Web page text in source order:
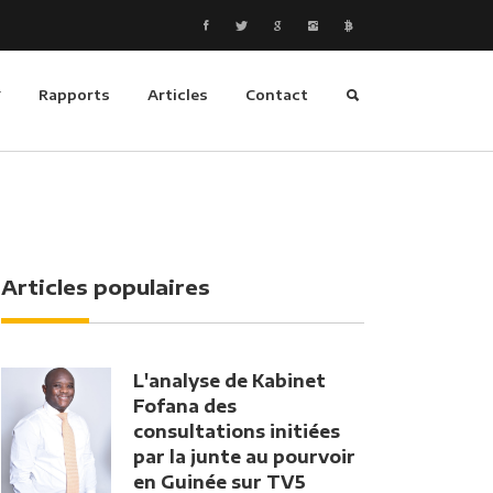
Rapports Articles Contact
Articles populaires
L'analyse de Kabinet
Fofana des
consultations initiées
par la junte au pourvoir
en Guinée sur TV5